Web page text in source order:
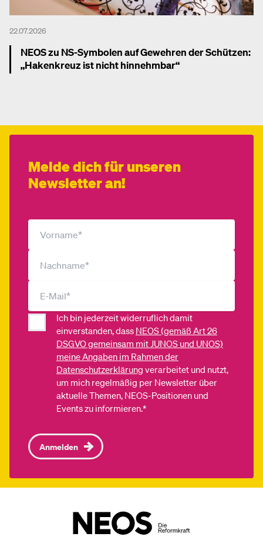
22.07.2026
NEOS zu NS-Symbolen auf Gewehren der Schützen:
„Hakenkreuz ist nicht hinnehmbar“
Melde dich für unseren
Newsletter an!
Ich bin jederzeit widerruflich damit
einverstanden, dass NEOS (gemäß Art 26
DSGVO gemeinsam mit JUNOS und UNOS)
meine Angaben im Rahmen der
Datenschutzerklärung verarbeitet und nutzt,
um mich regelmäßig per Newsletter über
aktuelle Themen, NEOS-Positionen und
Events zu informieren.*
Anmelden